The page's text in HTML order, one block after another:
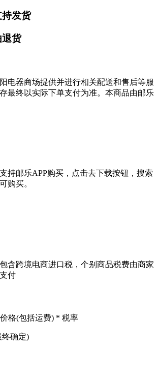
发货
货
电器商场提供并进行相关配送和售后等服
最终以实际下单支付为准。本商品由邮乐
持邮乐APP购买，点击去下载按钮，搜索
购买。
含跨境电商进口税，个别商品税费由商家
付
格(包括运费) * 税率
终确定)